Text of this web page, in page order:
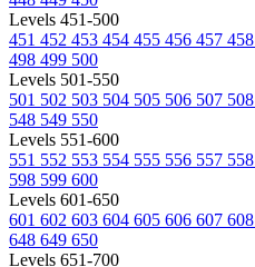
Levels 451-500
451 452 453 454 455 456 457 458
498 499 500
Levels 501-550
501 502 503 504 505 506 507 508
548 549 550
Levels 551-600
551 552 553 554 555 556 557 558
598 599 600
Levels 601-650
601 602 603 604 605 606 607 608
648 649 650
Levels 651-700